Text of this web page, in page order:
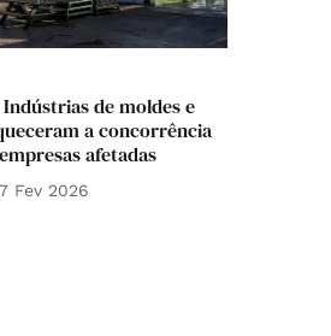
de moldes e
a concorrência
afetadas
Fev 2026